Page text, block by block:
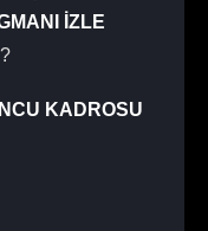
İZLE
KADROSU